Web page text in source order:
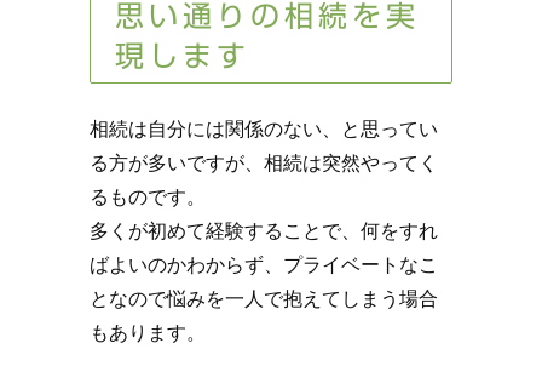
思い通りの相続を実
現します
相続は自分には関係のない、と思ってい
る方が多いですが、相続は突然やってく
るものです。
多くが初めて経験することで、何をすれ
ばよいのかわからず、プライベートなこ
となので悩みを一人で抱えてしまう場合
もあります。